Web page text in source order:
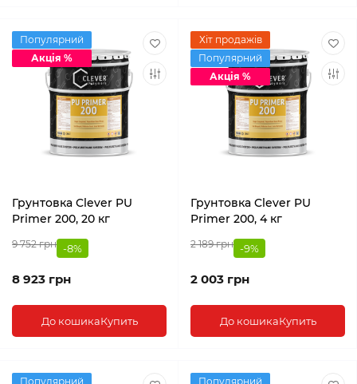
Популярний
Акція %
Грунтовка Clever PU
Primer 200, 20 кг
9 752 грн -8%
8 923 грн
До кошикаКупить
Хіт продажів
Популярний
Акція %
Грунтовка Clever PU
Primer 200, 4 кг
2 189 грн -9%
2 003 грн
До кошикаКупить
Популярний
Популярний